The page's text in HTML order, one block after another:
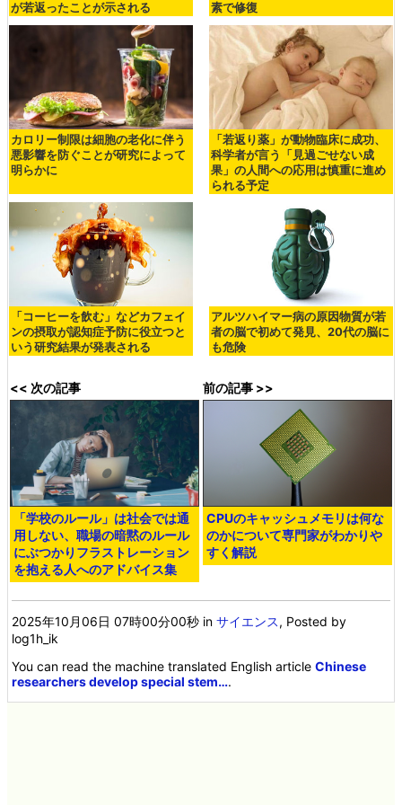
が若返ったことが示される 素で修復
カロリー制限は細胞の老化に伴う
悪影響を防ぐことが研究によって
明らかに
「若返り薬」が動物臨床に成功、
科学者が言う「見過ごせない成
果」の人間への応用は慎重に進め
られる予定
「コーヒーを飲む」などカフェイ
ンの摂取が認知症予防に役立つと
いう研究結果が発表される
アルツハイマー病の原因物質が若
者の脳で初めて発見、20代の脳に
も危険
<< 次の記事
「学校のルール」は社会では通
用しない、職場の暗黙のルール
にぶつかりフラストレーション
を抱える人へのアドバイス集
前の記事 >>
CPUのキャッシュメモリは何な
のかについて専門家がわかりや
すく解説
2025年10月06日 07時00分00秒 inサイエンス, Posted by
log1h_ik
You can read the machine translated English articleChinese
researchers develop special stem….